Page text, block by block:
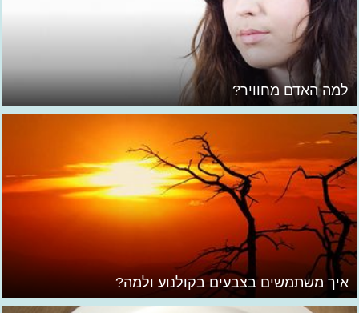
למה האדם מחוויר?
איך משתמשים בצבעים בקולנוע ולמה?